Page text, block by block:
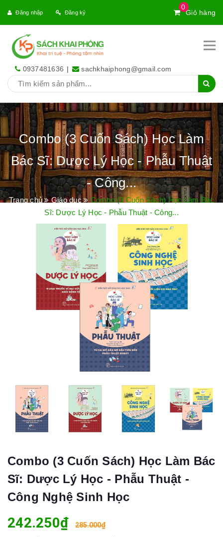
0
Giỏ hàng
Đăng nhập Đăng ký
0937481636 | sachkhaiphong@gmail.com
Combo (3 Cuốn Sách) Học Làm
Bác Sĩ: Dược Lý Học - Phẫu Thuật
- Công...
Trang chủ Giáo dục
Combo (3 Cuốn Sách) Học Làm Bác
Sĩ: Dược Lý Học - Phẫu Thuật - Công...
Combo (3 Cuốn Sách) Học Làm Bác
Sĩ: Dược Lý Học - Phẫu Thuật -
Công Nghệ Sinh Học
242.250₫ 285.000₫